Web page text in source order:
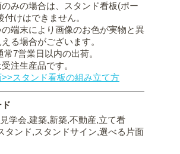
のみの場合は、スタンド看板(ポー
付けはできません。
の端末により画像のお色が実物と異
る場合がございます。
常7営業日以内の出荷。
受注生産品です。
スタンド看板の組み立て方
学会,建築,新築,不動産,立て看
タンド,スタンドサイン,選べる片面